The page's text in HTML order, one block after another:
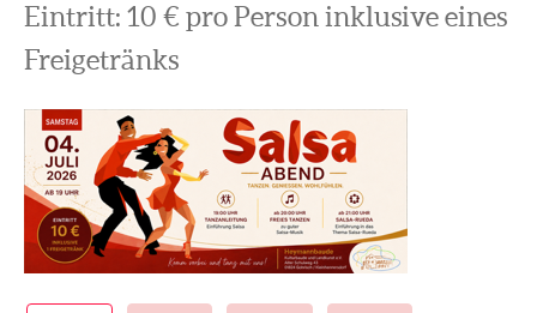
Eintritt: 10 € pro Person inklusive eines
Freigetränks